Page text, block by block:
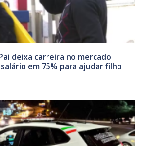
deixa carreira no mercado
em 75% para ajudar filho